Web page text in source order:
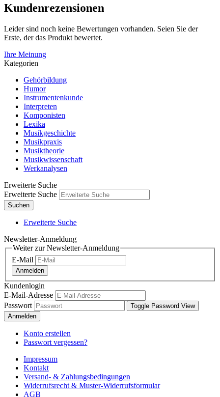
Kundenrezensionen
Leider sind noch keine Bewertungen vorhanden. Seien Sie der
Erste, der das Produkt bewertet.
Ihre Meinung
Kategorien
Gehörbildung
Humor
Instrumentenkunde
Interpreten
Komponisten
Lexika
Musikgeschichte
Musikpraxis
Musiktheorie
Musikwissenschaft
Werkanalysen
Erweiterte Suche
Erweiterte Suche
Suchen
Erweiterte Suche
Newsletter-Anmeldung
Weiter zur Newsletter-Anmeldung
E-Mail
Anmelden
Kundenlogin
E-Mail-Adresse
Passwort
Toggle Password View
Anmelden
Konto erstellen
Passwort vergessen?
Impressum
Kontakt
Versand- & Zahlungsbedingungen
Widerrufsrecht & Muster-Widerrufsformular
AGB